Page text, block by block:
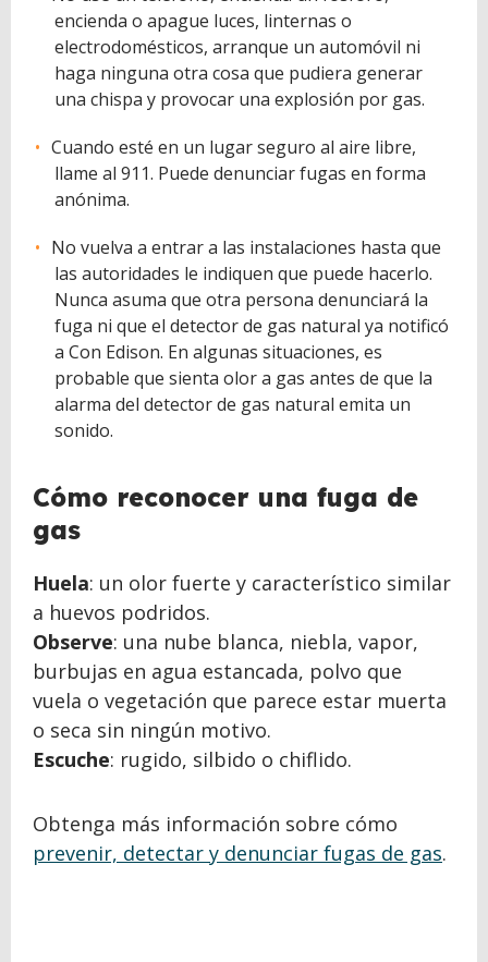
encienda o apague luces, linternas o
electrodomésticos, arranque un automóvil ni
haga ninguna otra cosa que pudiera generar
una chispa y provocar una explosión por gas.
Cuando esté en un lugar seguro al aire libre,
llame al 911. Puede denunciar fugas en forma
anónima.
No vuelva a entrar a las instalaciones hasta que
las autoridades le indiquen que puede hacerlo.
Nunca asuma que otra persona denunciará la
fuga ni que el detector de gas natural ya notificó
a Con Edison. En algunas situaciones, es
probable que sienta olor a gas antes de que la
alarma del detector de gas natural emita un
sonido.
Cómo reconocer una fuga de
gas
Huela: un olor fuerte y característico similar
a huevos podridos.
Observe: una nube blanca, niebla, vapor,
burbujas en agua estancada, polvo que
vuela o vegetación que parece estar muerta
o seca sin ningún motivo.
Escuche: rugido, silbido o chiflido.
Obtenga más información sobre cómo
prevenir, detectar y denunciar fugas de gas.